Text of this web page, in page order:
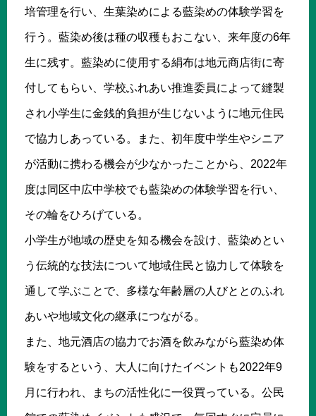
培管理を行い、生葉染めによる藍染めの体験学習を
行う。藍染め後は種の収穫もおこない、来年度の6年
生に残す。藍染めに使用する絹布は地元商店街に寄
付してもらい、学校ふれあい推進委員によって縫製
され小学生に金銭的負担が生じないように地元住民
で協力しあっている。また、初年度中学生やシニア
が活動に携わる機会が少なかったことから、2022年
度は同区中広中学校でも藍染めの体験学習を行い、
その輪をひろげている。
小学生が地域の歴史を知る機会を設け、藍染めとい
う伝統的な技法について地域住民と協力して体験を
通して学ぶことで、多様な年齢層の人びととのふれ
あいや地域文化の継承につながる。
また、地元酒店の協力でお酒を飲みながら藍染め体
験をするという、大人に向けたイベントも2022年9
月に行われ、まちの活性化に一役買っている。公民